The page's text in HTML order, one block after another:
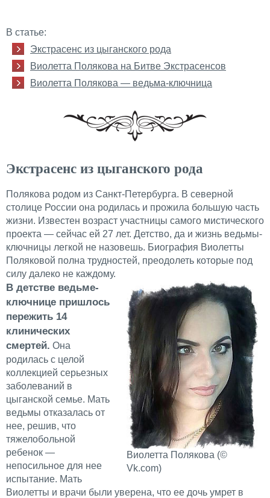
В статье:
Экстрасенс из цыганского рода
Виолетта Полякова на Битве Экстрасенсов
Виолетта Полякова — ведьма-ключница
Экстрасенс из цыганского рода
Полякова родом из Санкт-Петербурга. В северной
столице России она родилась и прожила большую часть
жизни. Известен возраст участницы самого мистического
проекта — сейчас ей 27 лет. Детство, да и жизнь ведьмы-
ключницы легкой не назовешь. Биография Виолетты
Поляковой полна трудностей, преодолеть которые под
силу далеко не каждому.
Виолетта Полякова (©
Vk.com)
В детстве ведьме-
ключнице пришлось
пережить 14
клинических
смертей. Она
родилась с целой
коллекцией серьезных
заболеваний в
цыганской семье. Мать
ведьмы отказалась от
нее, решив, что
тяжелобольной
ребенок —
непосильное для нее
испытание. Мать
Виолетты и врачи были уверена, что ее дочь умрет в